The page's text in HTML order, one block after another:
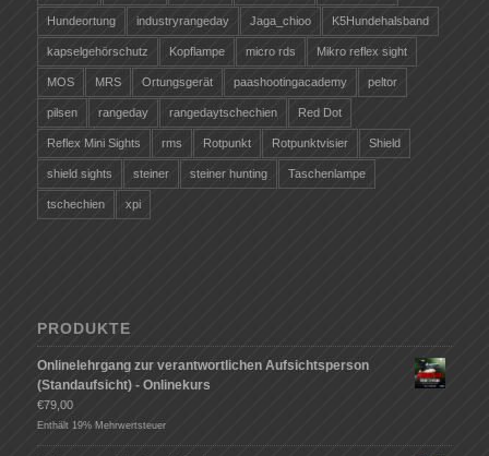
Hundeortung industryrangeday Jaga_chioo K5Hundehalsband
kapselgehörschutz Kopflampe micro rds Mikro reflex sight
MOS MRS Ortungsgerät paashootingacademy peltor
pilsen rangeday rangedaytschechien Red Dot
Reflex Mini Sights rms Rotpunkt Rotpunktvisier Shield
shield sights steiner steiner hunting Taschenlampe
tschechien xpi
PRODUKTE
Onlinelehrgang zur verantwortlichen Aufsichtsperson
(Standaufsicht) - Onlinekurs
€79,00
Enthält 19% Mehrwertsteuer